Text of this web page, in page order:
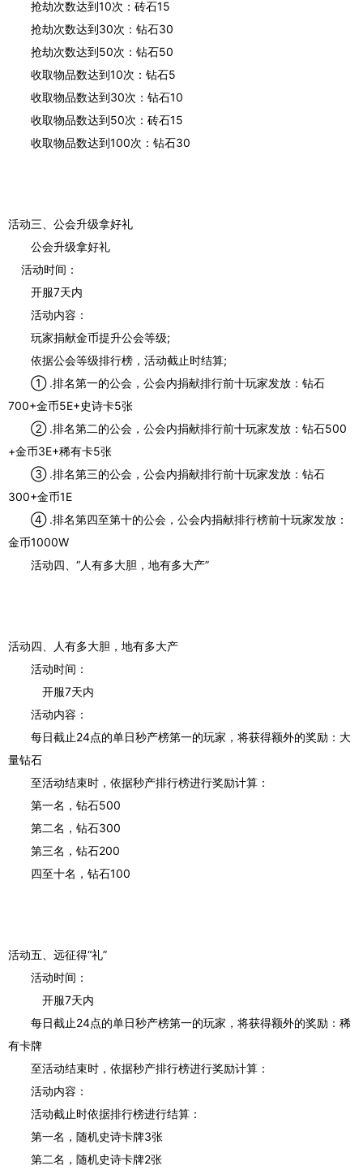
抢劫次数达到10次：砖石15
抢劫次数达到30次：钻石30
抢劫次数达到50次：钻石50
收取物品数达到10次：钻石5
收取物品数达到30次：钻石10
收取物品数达到50次：砖石15
收取物品数达到100次：钻石30
活动三、公会升级拿好礼
公会升级拿好礼
活动时间：
开服7天内
活动内容：
玩家捐献金币提升公会等级;
依据公会等级排行榜，活动截止时结算;
① .排名第一的公会，公会内捐献排行前十玩家发放：钻石
700+金币5E+史诗卡5张
② .排名第二的公会，公会内捐献排行前十玩家发放：钻石500
+金币3E+稀有卡5张
③ .排名第三的公会，公会内捐献排行前十玩家发放：钻石
300+金币1E
④ .排名第四至第十的公会，公会内捐献排行榜前十玩家发放：
金币1000W
活动四、“人有多大胆，地有多大产”
活动四、人有多大胆，地有多大产
活动时间：
开服7天内
活动内容：
每日截止24点的单日秒产榜第一的玩家，将获得额外的奖励：大
量钻石
至活动结束时，依据秒产排行榜进行奖励计算：
第一名，钻石500
第二名，钻石300
第三名，钻石200
四至十名，钻石100
活动五、远征得“礼”
活动时间：
开服7天内
每日截止24点的单日秒产榜第一的玩家，将获得额外的奖励：稀
有卡牌
至活动结束时，依据秒产排行榜进行奖励计算：
活动内容：
活动截止时依据排行榜进行结算：
第一名，随机史诗卡牌3张
第二名，随机史诗卡牌2张